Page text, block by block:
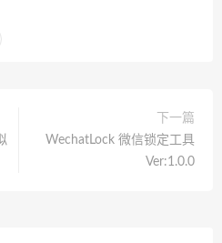
下一篇
WechatLock 微信锁定工具
Ver:1.0.0